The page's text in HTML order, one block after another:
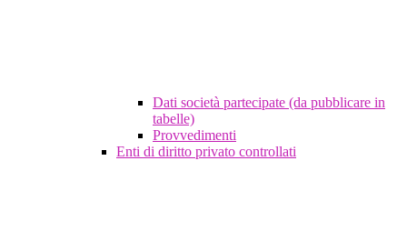
Dati società partecipate (da pubblicare in
tabelle)
Provvedimenti
Enti di diritto privato controllati